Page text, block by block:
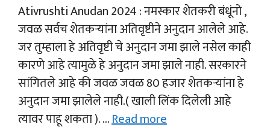
Ativrushti Anudan 2024 : नमस्कार शेतकरी बंधूंनो ,
जवळ सर्वच शेतकऱ्यांना अतिवृष्टीने अनुदान आलेले आहे.
जर तुम्हाला हे अतिवृष्टी चे अनुदान जमा झाले नसेल काही
कारणे आहे त्यामुळे हे अनुदान जमा झाले नाही. सरकारने
सांगितले आहे की जवळ जवळ 80 हजार शेतकऱ्यांना हे
अनुदान जमा झालेले नाही.( खाली लिंक दिलेली आहे
त्यावर पाहू शकता ). …Read more